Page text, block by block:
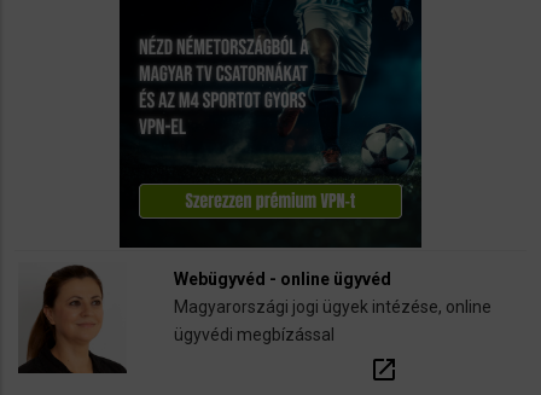
Webügyvéd - online ügyvéd
Magyarországi jogi ügyek intézése, online
ügyvédi megbízással
open_in_new